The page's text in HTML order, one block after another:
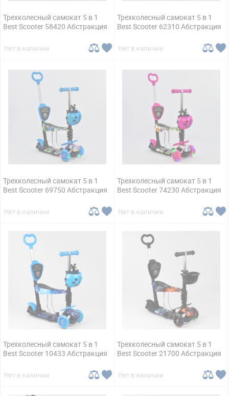
Трехколесный самокат 5 в 1
Best Scooter 58420 Абстракция
Нет в наличии
Трехколесный самокат 5 в 1
Best Scooter 62310 Абстракция
Нет в наличии
Трехколесный самокат 5 в 1
Best Scooter 69750 Абстракция
Нет в наличии
Трехколесный самокат 5 в 1
Best Scooter 74230 Абстракция
Нет в наличии
Трехколесный самокат 5 в 1
Best Scooter 10433 Абстракция
Нет в наличии
Трехколесный самокат 5 в 1
Best Scooter 21700 Абстракция
Нет в наличии